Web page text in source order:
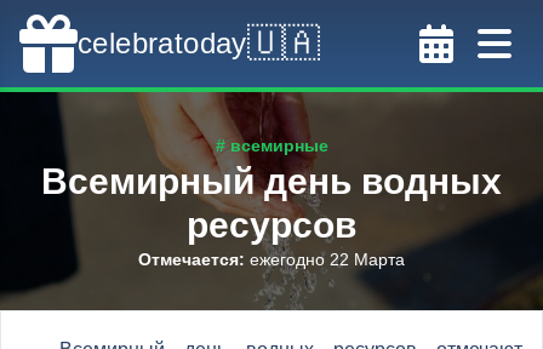
celebratoday🇺🇦
# всемирные
Всемирный день водных
ресурсов
Отмечается: ежегодно 22 Марта